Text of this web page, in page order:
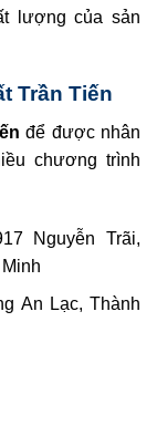
lượng của sản
Trần Tiến
để được nhân
chương trình
Nguyễn Trãi,
An Lạc, Thành